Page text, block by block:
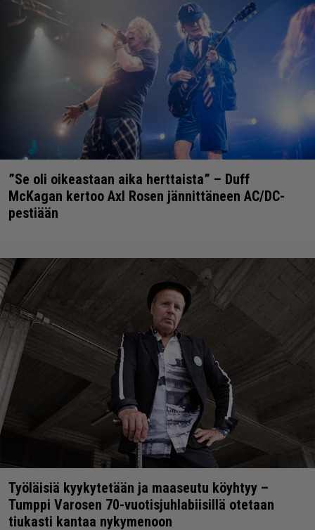
”Se oli oikeastaan aika herttaista” – Duff
McKagan kertoo Axl Rosen jännittäneen AC/DC-
pestiään
Työläisiä kyykytetään ja maaseutu köyhtyy –
Tumppi Varosen 70-vuotisjuhlabiisillä otetaan
tiukasti kantaa nykymenoon